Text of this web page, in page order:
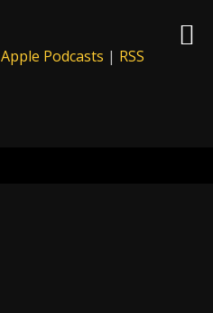
Apple Podcasts | RSS